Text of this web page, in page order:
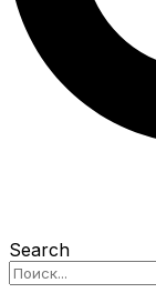
Search